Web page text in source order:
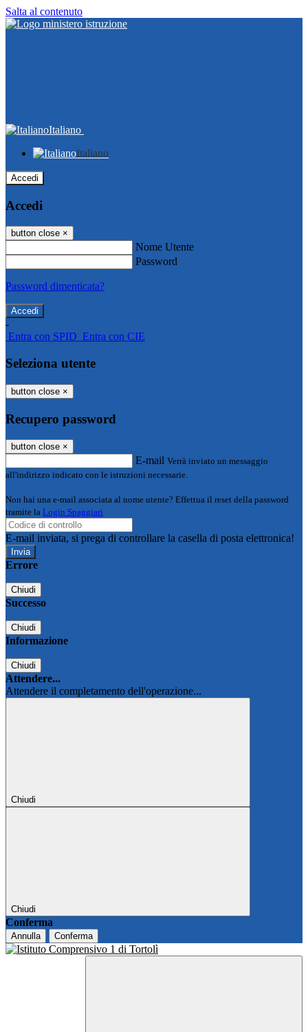
Salta al contenuto
Italiano
Italiano
Accedi
Accedi
button close ×
Nome Utente
Password
Password dimenticata?
-
Entra con SPID Entra con CIE
Seleziona utente
button close ×
Recupero password
button close ×
E-mail Verrà inviato un messaggio
all'indirizzo indicato con le istruzioni necessarie.
Non hai una e-mail associata al nome utente? Effettua il reset della password
tramite la Login Spaggiari
E-mail inviata, si prega di controllare la casella di posta elettronica!
Errore
Chiudi
Successo
Chiudi
Informazione
Chiudi
Attendere...
Attendere il completamento dell'operazione...
Chiudi
Chiudi
Conferma
Annulla Conferma